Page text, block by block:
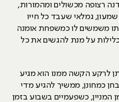
רצופה מכשולים ומהמורות,
גמלאי שעבד כל חייו
משמשים לו כמשפחת אומנה
כלילות על מנת להגשים את כל
לרקע הקשה ממנו הוא מגיע
כמחונן, ממשיך להגיע מדי
המניין, כשפעמיים בשבוע בזמן